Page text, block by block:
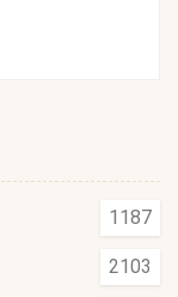
1187
2103